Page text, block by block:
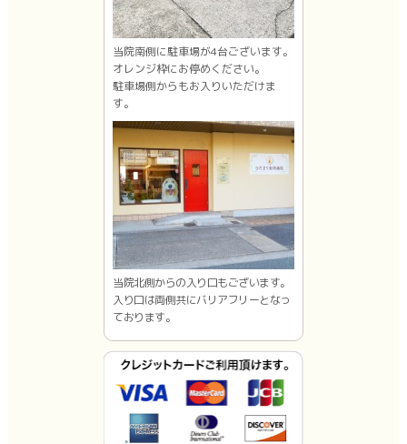
当院南側に駐車場が4台ございます。
オレンジ枠にお停めください。
駐車場側からもお入りいただけま
す。
当院北側からの入り口もございます。
入り口は両側共にバリアフリーとなっ
ております。